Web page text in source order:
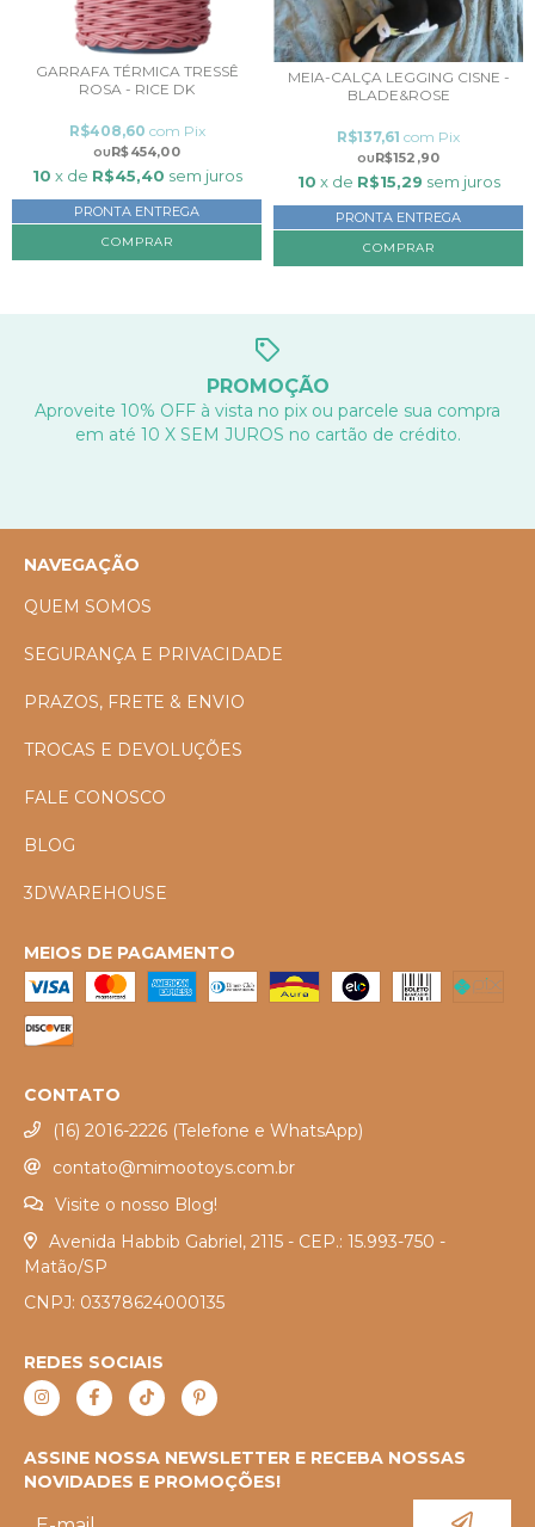
GARRAFA TÉRMICA TRESSÊ
ROSA - RICE DK
R$454,00
R$408,60 com Pix
10 x de R$45,40 sem juros
PRONTA ENTREGA
MEIA-CALÇA LEGGING CISNE -
BLADE&ROSE
R$152,90
R$137,61 com Pix
10 x de R$15,29 sem juros
PRONTA ENTREGA
COMPRAR
PROMOÇÃO
Aproveite 10% OFF à vista no pix ou parcele sua compra
em até 10 X SEM JUROS no cartão de crédito.
NAVEGAÇÃO
QUEM SOMOS
SEGURANÇA E PRIVACIDADE
PRAZOS, FRETE & ENVIO
TROCAS E DEVOLUÇÕES
FALE CONOSCO
BLOG
3DWAREHOUSE
MEIOS DE PAGAMENTO
CONTATO
(16) 2016-2226 (Telefone e WhatsApp)
contato@mimootoys.com.br
Visite o nosso Blog!
Avenida Habbib Gabriel, 2115 - CEP.: 15.993-750 -
Matão/SP
CNPJ: 03378624000135
REDES SOCIAIS
ASSINE NOSSA NEWSLETTER E RECEBA NOSSAS
NOVIDADES E PROMOÇÕES!